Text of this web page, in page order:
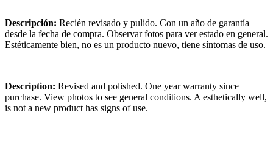
Descripción: Recién revisado y pulido. Con un año de garantía
desde la fecha de compra. Observar fotos para ver estado en general.
Estéticamente bien, no es un producto nuevo, tiene síntomas de uso.
Description: Revised and polished. One year warranty since
purchase. View photos to see general conditions. A esthetically well,
is not a new product has signs of use.